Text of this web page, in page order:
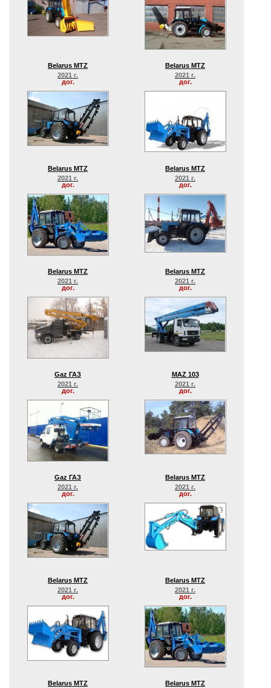
Belarus MTZ
2021 г.
дог.
Belarus MTZ
2021 г.
дог.
Belarus MTZ
2021 г.
дог.
Belarus MTZ
2021 г.
дог.
Belarus MTZ
2021 г.
дог.
Belarus MTZ
2021 г.
дог.
Gaz ГАЗ
2021 г.
дог.
MAZ 103
2021 г.
дог.
Gaz ГАЗ
2021 г.
дог.
Belarus MTZ
2021 г.
дог.
Belarus MTZ
2021 г.
дог.
Belarus MTZ
2021 г.
дог.
Belarus MTZ
Belarus MTZ